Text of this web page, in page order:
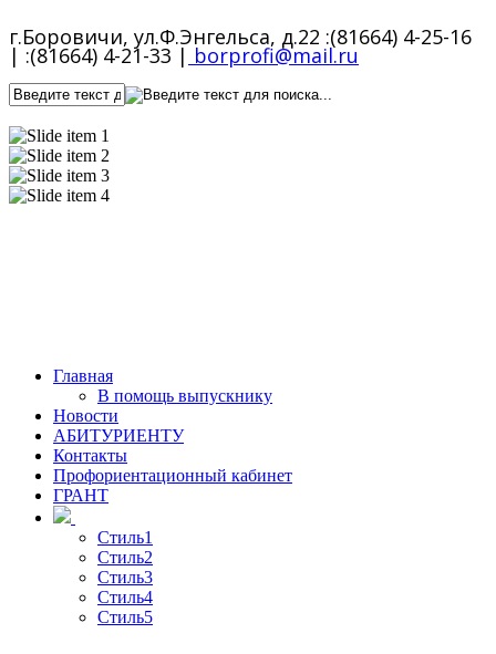
г.Боровичи, ул.Ф.Энгельса, д.22 :(81664) 4-25-16
| :(81664) 4-21-33 | borprofi@mail.ru
Главная
В помощь выпускнику
Новости
АБИТУРИЕНТУ
Контакты
Профориентационный кабинет
ГРАНТ
Стиль1
Стиль2
Стиль3
Стиль4
Стиль5